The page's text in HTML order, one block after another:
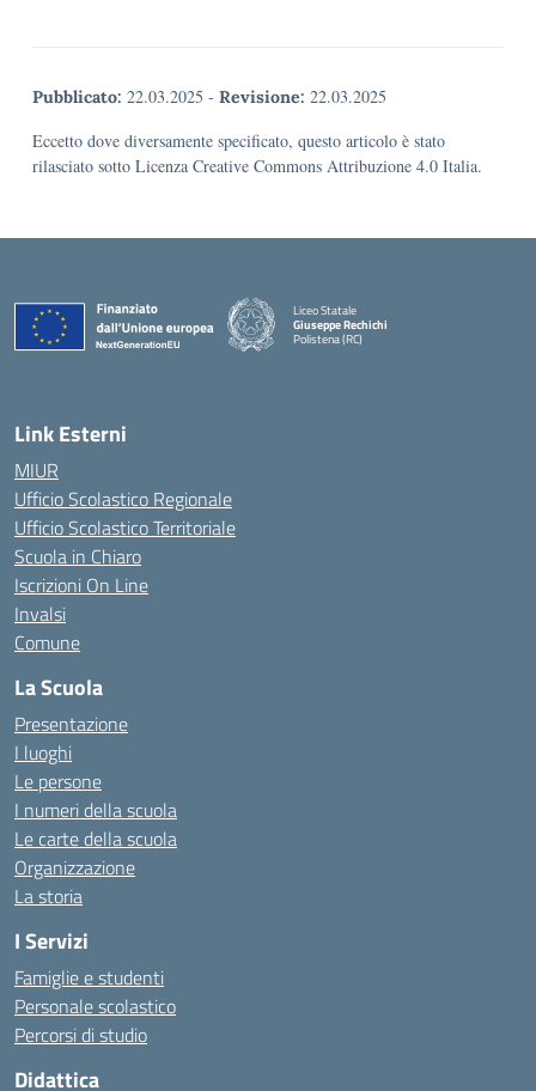
Pubblicato: 22.03.2025 - Revisione: 22.03.2025
Eccetto dove diversamente specificato, questo articolo è stato
rilasciato sotto Licenza Creative Commons Attribuzione 4.0 Italia.
Liceo Statale
Giuseppe Rechichi
Polistena (RC)
Link Esterni
MIUR
Ufficio Scolastico Regionale
Ufficio Scolastico Territoriale
Scuola in Chiaro
Iscrizioni On Line
Invalsi
Comune
La Scuola
Presentazione
I luoghi
Le persone
I numeri della scuola
Le carte della scuola
Organizzazione
La storia
I Servizi
Famiglie e studenti
Personale scolastico
Percorsi di studio
Didattica